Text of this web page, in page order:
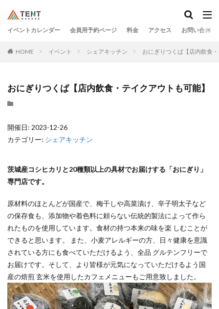
イベントカレンダー 会員用予約ページ 料金 アクセス お問い合わせ
HOME イベント シェアキッチン おにぎりつくば【店内飲食
おにぎりつくば【店内飲食・テイクアウトも可能】
開催日: 2023-12-26
カテゴリー: シェアキッチン
茨城産コシヒカリと20種類以上の具材でお届けする「おにぎり」
専⾨店です。
原材料のほとんどが国産で、梅⼲しや⾼菜漬け、⾟⼦明太⼦など
の保存⾷も、添加物や着⾊料に頼らない伝統的製法によって作ら
れたものを使⽤しています。⾷材の持つ本来の味を楽 しむことが
できると思います。 また、⼩⻨アレルギーの⽅、⽇々健康を意識
されている⽅にも⾷べていただけるよう、全品 グルテンフリーで
お届けです。そして、より皆様が元気になっていただけるよう国
産の焙煎 ⽞⽶を使⽤したカフェメニューもご⽤意致しました。